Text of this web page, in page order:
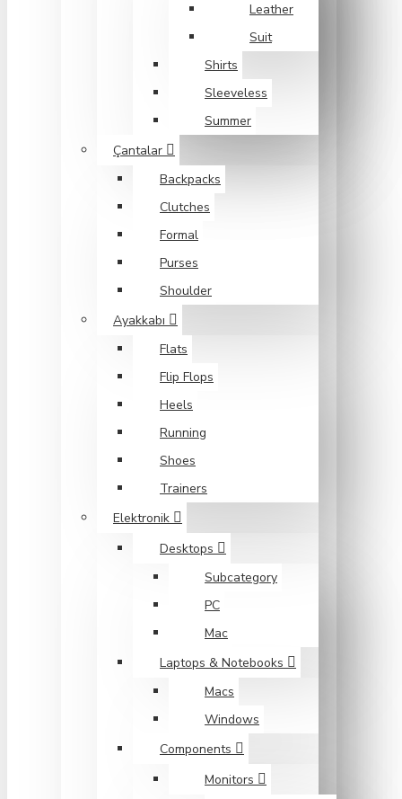
Leather
Suit
Shirts
Sleeveless
Summer
Çantalar
Backpacks
Clutches
Formal
Purses
Shoulder
Ayakkabı
Flats
Flip Flops
Heels
Running
Shoes
Trainers
Elektronik
Desktops
Subcategory
PC
Mac
Laptops & Notebooks
Macs
Windows
Components
Monitors